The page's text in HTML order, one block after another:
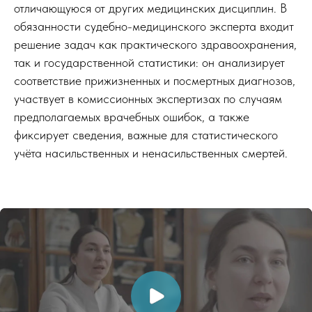
отличающуюся от других медицинских дисциплин. В
обязанности судебно-медицинского эксперта входит
решение задач как практического здравоохранения,
так и государственной статистики: он анализирует
соответствие прижизненных и посмертных диагнозов,
участвует в комиссионных экспертизах по случаям
предполагаемых врачебных ошибок, а также
фиксирует сведения, важные для статистического
учёта насильственных и ненасильственных смертей.